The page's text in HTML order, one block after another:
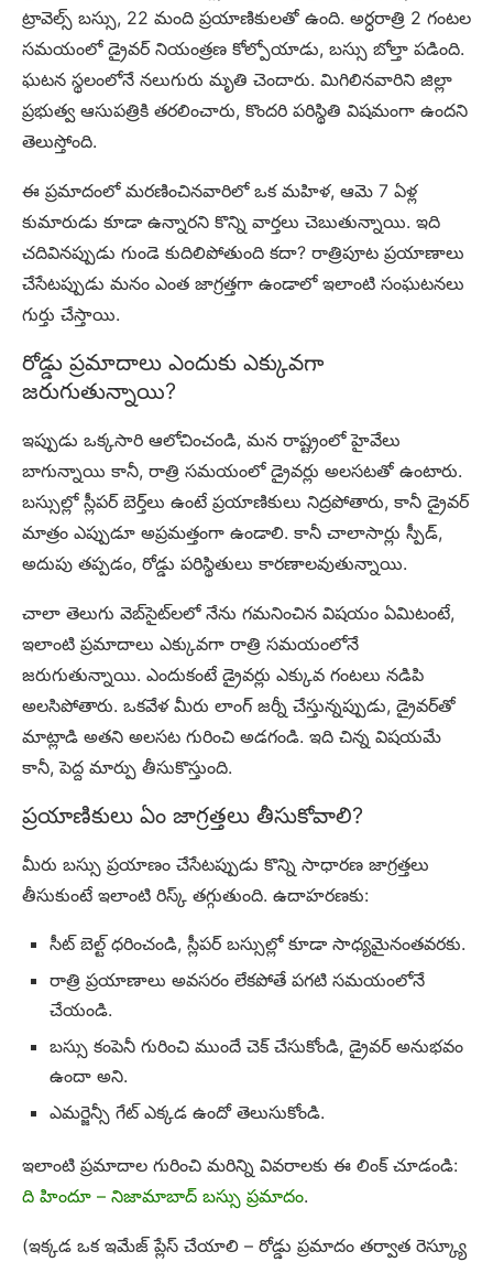
ట్రావెల్స్ బస్సు, 22 మంది ప్రయాణికులతో ఉంది. అర్ధరాత్రి 2 గంటల
సమయంలో డ్రైవర్ నియంత్రణ కోల్పోయాడు, బస్సు బోల్తా పడింది.
ఘటన స్థలంలోనే నలుగురు మృతి చెందారు. మిగిలినవారిని జిల్లా
ప్రభుత్వ ఆసుపత్రికి తరలించారు, కొందరి పరిస్థితి విషమంగా ఉందని
తెలుస్తోంది.
ఈ ప్రమాదంలో మరణించినవారిలో ఒక మహిళ, ఆమె 7 ఏళ్ల
కుమారుడు కూడా ఉన్నారని కొన్ని వార్తలు చెబుతున్నాయి. ఇది
చదివినప్పుడు గుండె కుదిలిపోతుంది కదా? రాత్రిపూట ప్రయాణాలు
చేసేటప్పుడు మనం ఎంత జాగ్రత్తగా ఉండాలో ఇలాంటి సంఘటనలు
గుర్తు చేస్తాయి.
రోడ్డు ప్రమాదాలు ఎందుకు ఎక్కువగా
జరుగుతున్నాయి?
ఇప్పుడు ఒక్కసారి ఆలోచించండి, మన రాష్ట్రంలో హైవేలు
బాగున్నాయి కానీ, రాత్రి సమయంలో డ్రైవర్లు అలసటతో ఉంటారు.
బస్సుల్లో స్లీపర్ బెర్త్‌లు ఉంటే ప్రయాణికులు నిద్రపోతారు, కానీ డ్రైవర్
మాత్రం ఎప్పుడూ అప్రమత్తంగా ఉండాలి. కానీ చాలాసార్లు స్పీడ్,
అదుపు తప్పడం, రోడ్డు పరిస్థితులు కారణాలవుతున్నాయి.
చాలా తెలుగు వెబ్‌సైట్‌లలో నేను గమనించిన విషయం ఏమిటంటే,
ఇలాంటి ప్రమాదాలు ఎక్కువగా రాత్రి సమయంలోనే
జరుగుతున్నాయి. ఎందుకంటే డ్రైవర్లు ఎక్కువ గంటలు నడిపి
అలసిపోతారు. ఒకవేళ మీరు లాంగ్ జర్నీ చేస్తున్నప్పుడు, డ్రైవర్‌తో
మాట్లాడి అతని అలసట గురించి అడగండి. ఇది చిన్న విషయమే
కానీ, పెద్ద మార్పు తీసుకొస్తుంది.
ప్రయాణికులు ఏం జాగ్రత్తలు తీసుకోవాలి?
మీరు బస్సు ప్రయాణం చేసేటప్పుడు కొన్ని సాధారణ జాగ్రత్తలు
తీసుకుంటే ఇలాంటి రిస్క్ తగ్గుతుంది. ఉదాహరణకు:
సీట్ బెల్ట్ ధరించండి, స్లీపర్ బస్సుల్లో కూడా సాధ్యమైనంతవరకు.
రాత్రి ప్రయాణాలు అవసరం లేకపోతే పగటి సమయంలోనే
చేయండి.
బస్సు కంపెనీ గురించి ముందే చెక్ చేసుకోండి, డ్రైవర్ అనుభవం
ఉందా అని.
ఎమర్జెన్సీ గేట్ ఎక్కడ ఉందో తెలుసుకోండి.
ఇలాంటి ప్రమాదాల గురించి మరిన్ని వివరాలకు ఈ లింక్ చూడండి:
ది హిందూ – నిజామాబాద్ బస్సు ప్రమాదం.
(ఇక్కడ ఒక ఇమేజ్ ప్లేస్ చేయాలి – రోడ్డు ప్రమాదం తర్వాత రెస్క్యూ